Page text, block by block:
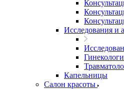
Исследования и
Капельницы
Салон красоты